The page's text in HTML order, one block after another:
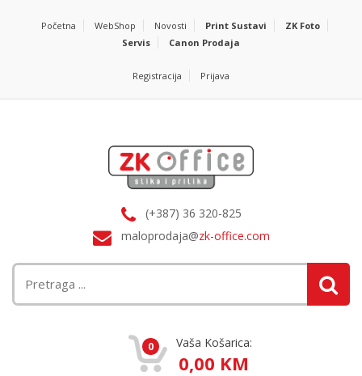
Početna WebShop Novosti Print Sustavi
ZK Foto
Servis
Canon Prodaja
Registracija Prijava
(+387) 36 320-825
maloprodaja@zk-office.com
0 Vaša Košarica:
0,00 KM